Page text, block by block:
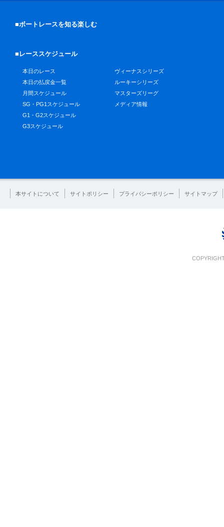
■ボートレースを知る楽しむ
■レーススケジュール
本日のレース
本日の払戻金一覧
月間スケジュール
SG・PG1スケジュール
G1・G2スケジュール
G3スケジュール
ヴィーナスシリーズ
ルーキーシリーズ
マスターズリーグ
メディア情報
本サイトについて サイトポリシー プライバシーポリシー サイトマップ